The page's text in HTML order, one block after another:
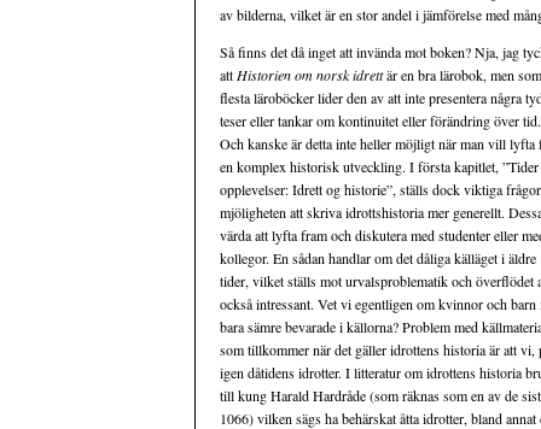
av bilderna, vilket är en stor andel i jämförelse med
Så finns det då inget att invända mot boken? Nja, jag
att Historien om norsk idrettär en bra lärobok, men
flesta läroböcker lider den av att inte presentera några
teser eller tankar om kontinuitet eller förändring över tid.
Och kanske är detta inte heller möjligt när man vill lyfta
en komplex historisk utveckling. I första kapitlet,
opplevelser: Idrett og historie”, ställs dock viktiga
mjöligheten att skriva idrottshistoria mer generellt.
värda att lyfta fram och diskutera med studenter eller
kollegor. En sådan handlar om det dåliga källäget i äldre
tider, vilket ställs mot urvalsproblematik och överflödet
också intressant. Vet vi egentligen om kvinnor och
bara sämre bevarade i källorna? Problem med
som tillkommer när det gäller idrottens historia är att
igen dåtidens idrotter. I litteratur om idrottens historia
till kung Harald Hardråde (som räknas som en av de
1066) vilken sägs ha behärskat åtta idrotter, bland